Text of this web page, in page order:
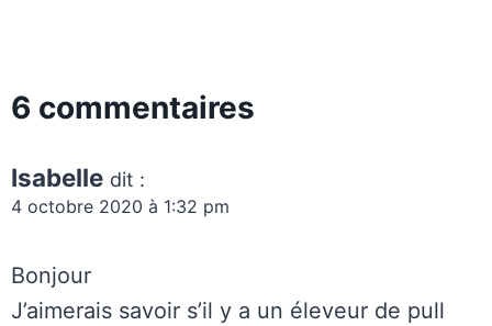
6 commentaires
Isabelle dit :
4 octobre 2020 à 1:32 pm
Bonjour
J’aimerais savoir s’il y a un éleveur de pull